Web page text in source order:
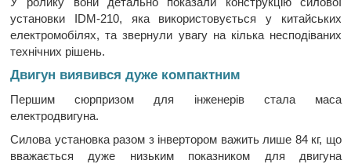
установки IDM-210, яка використовується у китайських
електромобілях, та звернули увагу на кілька несподіваних
технічних рішень.
Двигун виявився дуже компактним
Першим сюрпризом для інженерів стала маса
електродвигуна.
Силова установка разом з інвертором важить лише 84 кг, що
вважається дуже низьким показником для двигуна